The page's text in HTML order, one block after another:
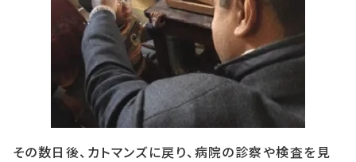
その数日後、カトマンズに戻り、病院の診察や検査を見